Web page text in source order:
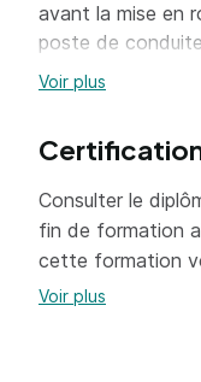
avant la mise en
poste de
démarrer et
constitutifs de la
effectuer les
départ. Avoir
marchandises.
des transports.
réglementation
Voir plus
Consulter le
fin de formation
cette formation
Voir plus